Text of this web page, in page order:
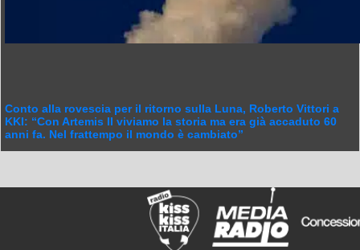
Conto alla rovescia per il ritorno sulla Luna, Roberto Vittori a
KKI: “Con Artemis II viviamo la storia ma era già accaduto 60
anni fa. Nel frattempo il mondo è cambiato”